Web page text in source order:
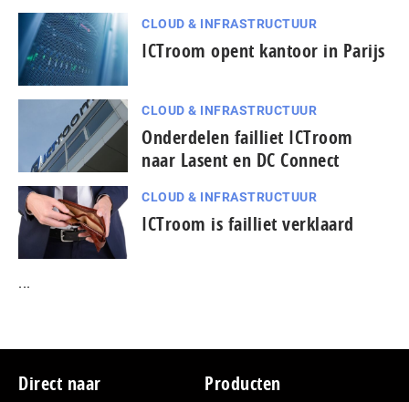
CLOUD & INFRASTRUCTUUR
ICTroom opent kantoor in Parijs
CLOUD & INFRASTRUCTUUR
Onderdelen failliet ICTroom
naar Lasent en DC Connect
CLOUD & INFRASTRUCTUUR
ICTroom is failliet verklaard
...
Footer
Direct naar Producten